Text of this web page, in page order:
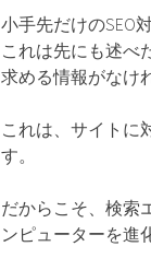
小手先だけのSEO
これは先にも述べ
求める情報がなけ
これは、サイトに
す。
だからこそ、検索
ンピューターを進